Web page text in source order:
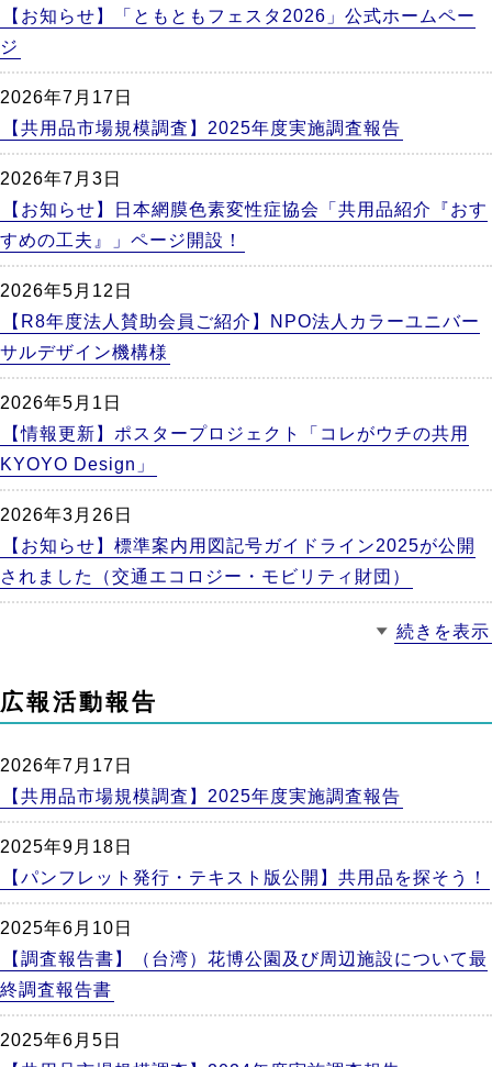
【お知らせ】「ともともフェスタ2026」公式ホームペー
ジ
2026年7月17日
【共用品市場規模調査】2025年度実施調査報告
2026年7月3日
【お知らせ】日本網膜色素変性症協会「共用品紹介『おす
すめの工夫』」ページ開設！
2026年5月12日
【R8年度法人賛助会員ご紹介】NPO法人カラーユニバー
サルデザイン機構様
2026年5月1日
【情報更新】ポスタープロジェクト「コレがウチの共用
KYOYO Design」
2026年3月26日
【お知らせ】標準案内用図記号ガイドライン2025が公開
されました（交通エコロジー・モビリティ財団）
続きを表示
広報活動報告
2026年7月17日
【共用品市場規模調査】2025年度実施調査報告
2025年9月18日
【パンフレット発行・テキスト版公開】共用品を探そう！
2025年6月10日
【調査報告書】（台湾）花博公園及び周辺施設について最
終調査報告書
2025年6月5日